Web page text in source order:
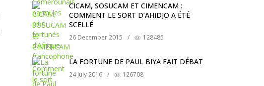
CICAM, SOSUCAM ET CIMENCAM :
COMMENT LE SORT D’AHIDJO A ÉTÉ
SCELLÉ
26 December 2015 / 128485
LA FORTUNE DE PAUL BIYA FAIT DÉBAT
24 July 2016 / 126708